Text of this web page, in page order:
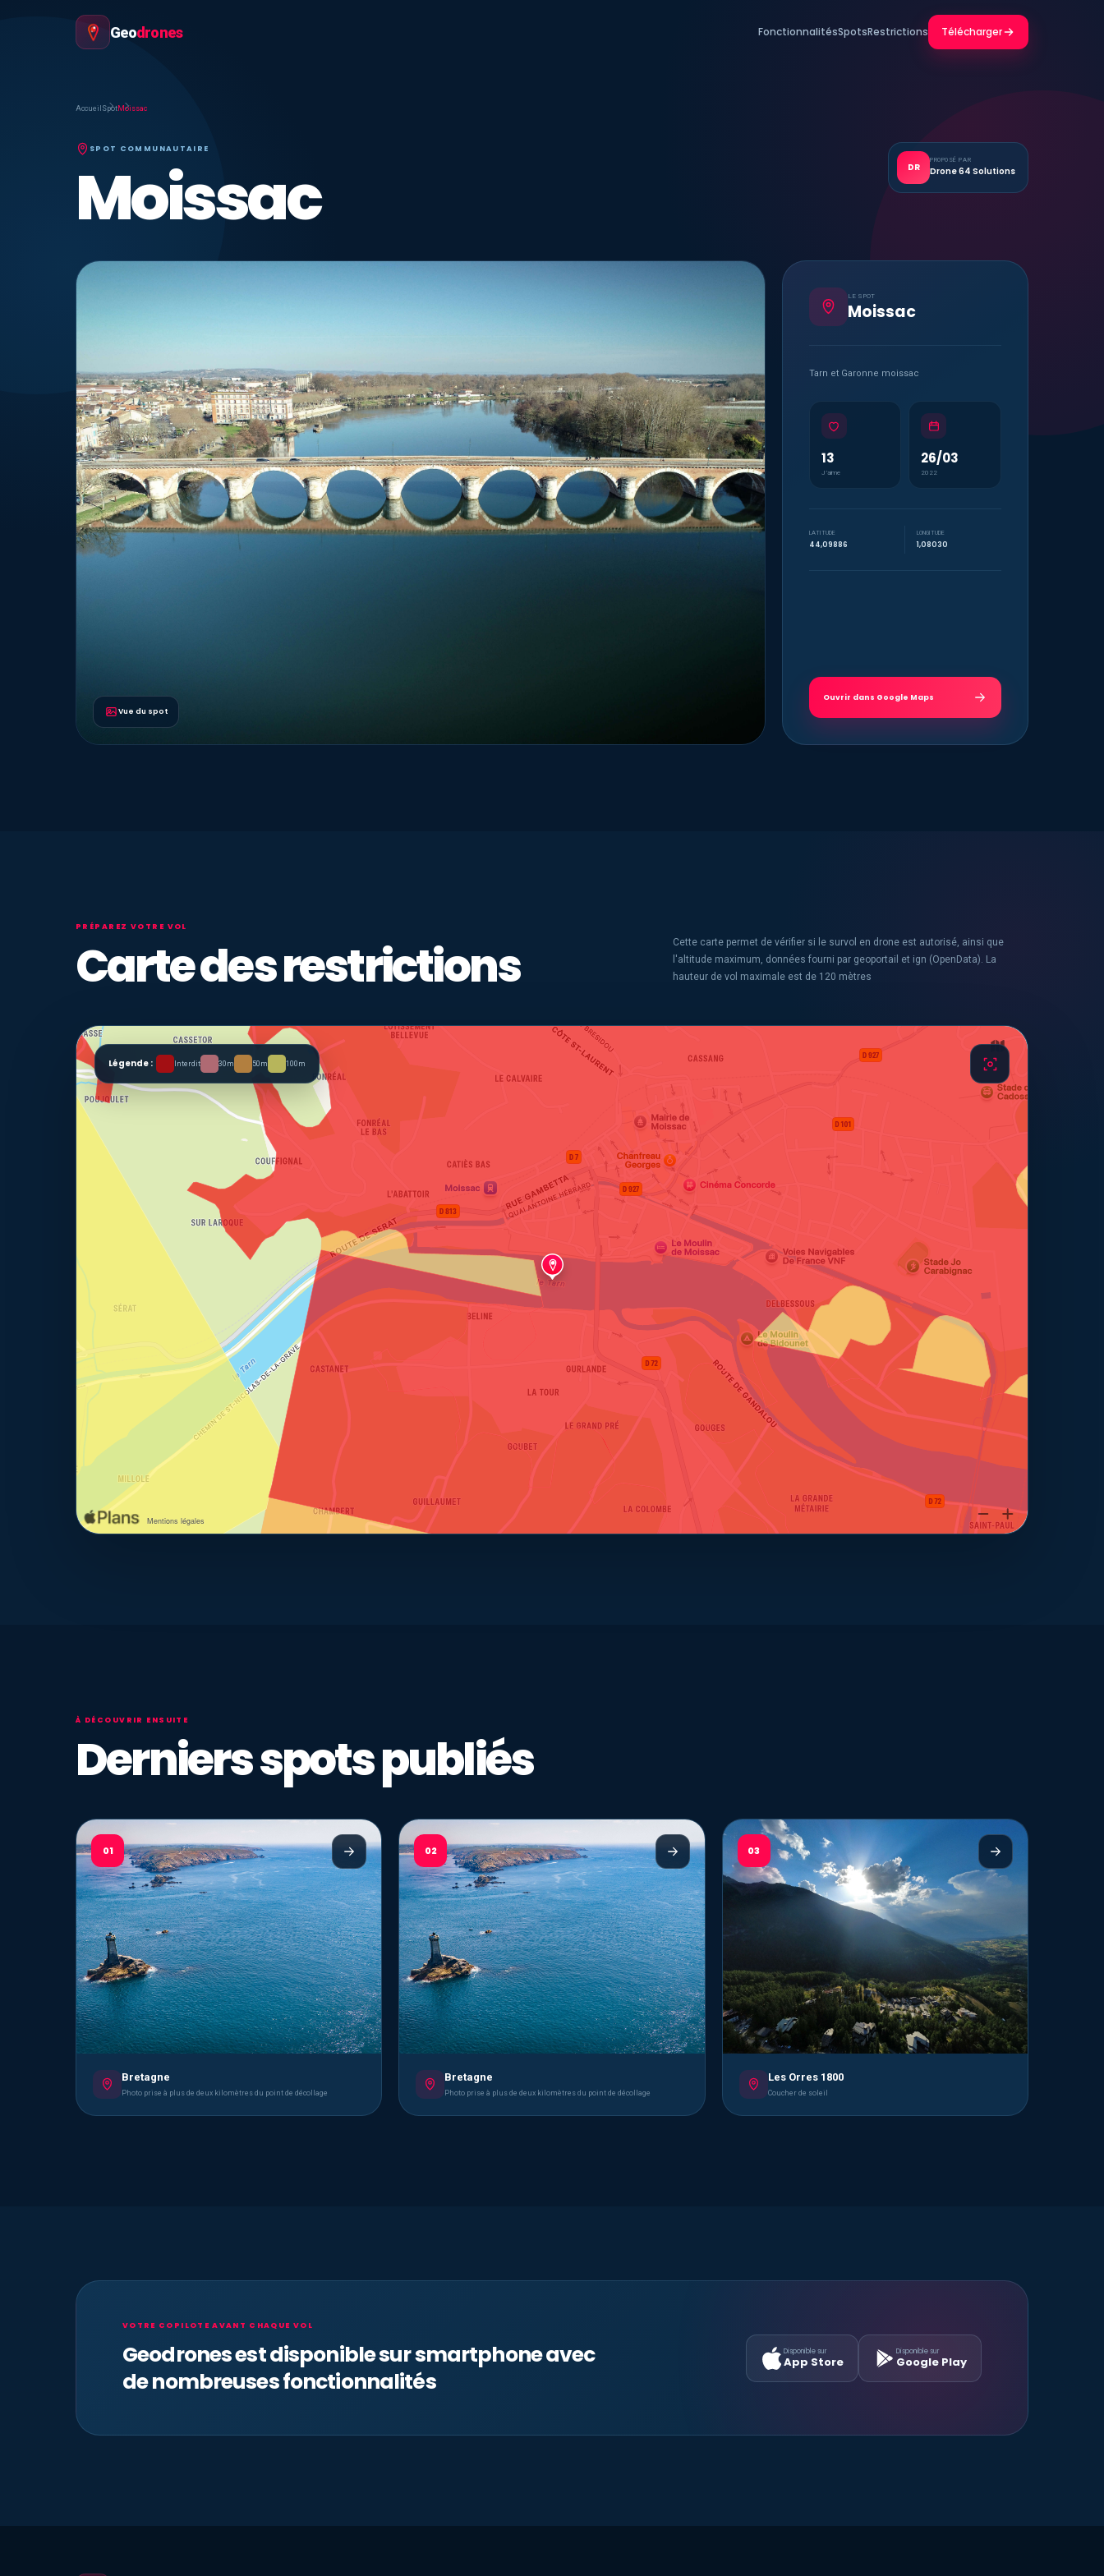
Geodrones FonctionnalitésSpotsRestrictions Télécharger
Accueil SpotMoissac
SPOT COMMUNAUTAIRE
Moissac DR
PROPOSÉ PAR
Drone 64 Solutions
Vue du spot
LE SPOT
Moissac
Tarn et Garonne moissac
13
J’aime
26/03
2022
LATITUDE
44,09886
LONGITUDE
1,08030
Ouvrir dans Google Maps
PRÉPAREZ VOTRE VOL
Carte des restrictions
Cette carte permet de vérifier si le survol en drone est autorisé, ainsi que
l'altitude maximum, données fourni par geoportail et ign (OpenData). La
hauteur de vol maximale est de 120 mètres
Légende : Interdit 30m 50m 100m
À DÉCOUVRIR ENSUITE
Derniers spots publiés
01
Bretagne
Photo prise à plus de deux kilomètres du point de décollage
02
Bretagne
Photo prise à plus de deux kilomètres du point de décollage
03
Les Orres 1800
Coucher de soleil
VOTRE COPILOTE AVANT CHAQUE VOL
Geodrones est disponible sur smartphone avec
de nombreuses fonctionnalités
Disponible sur
App Store
Disponible sur
Google Play